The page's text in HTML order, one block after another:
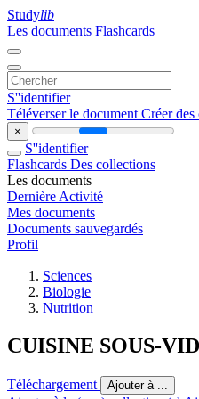
Studylib
Les documents Flashcards
S''identifier
Téléverser le document Créer des
×
S''identifier
Flashcards Des collections
Les documents
Dernière Activité
Mes documents
Documents sauvegardés
Profil
Sciences
Biologie
Nutrition
CUISINE SOUS-
Téléchargement Ajouter à ...